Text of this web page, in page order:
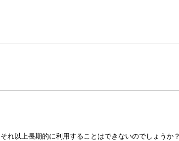
れ以上長期的に利用することはできないのでしょうか？